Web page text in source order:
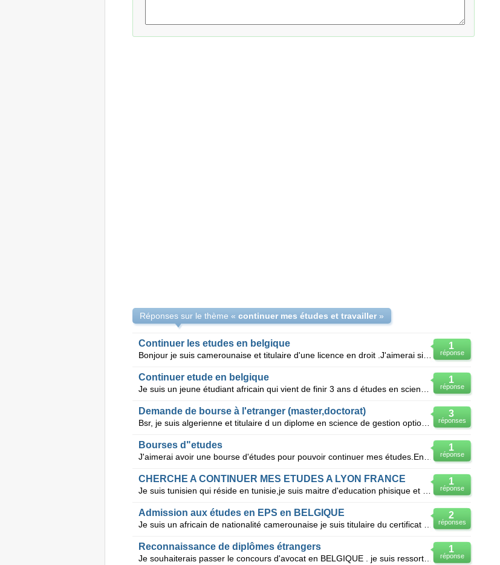
Réponses sur le thème « continuer mes études et travailler»
1
réponse
Continuer les etudes en belgique
Bonjour je suis camerounaise et titulaire d'une licence en droit .J'aimerai si possible continuer m
1
réponse
Continuer etude en belgique
3
réponses
Demande de bourse à l'etranger (master,doctorat)
Bsr, je suis algerienne et titulaire d un diplome en science de gestion option finance et je desire
1
réponse
Bourses d"etudes
1
réponse
CHERCHE A CONTINUER MES ETUDES A LYON FRANCE
2
réponses
Admission aux études en EPS en BELGIQUE
1
réponse
Reconnaissance de diplômes étrangers
Je souhaiterais passer le concours d'avocat en BELGIQUE . je suis ressortissant Français et ai obten